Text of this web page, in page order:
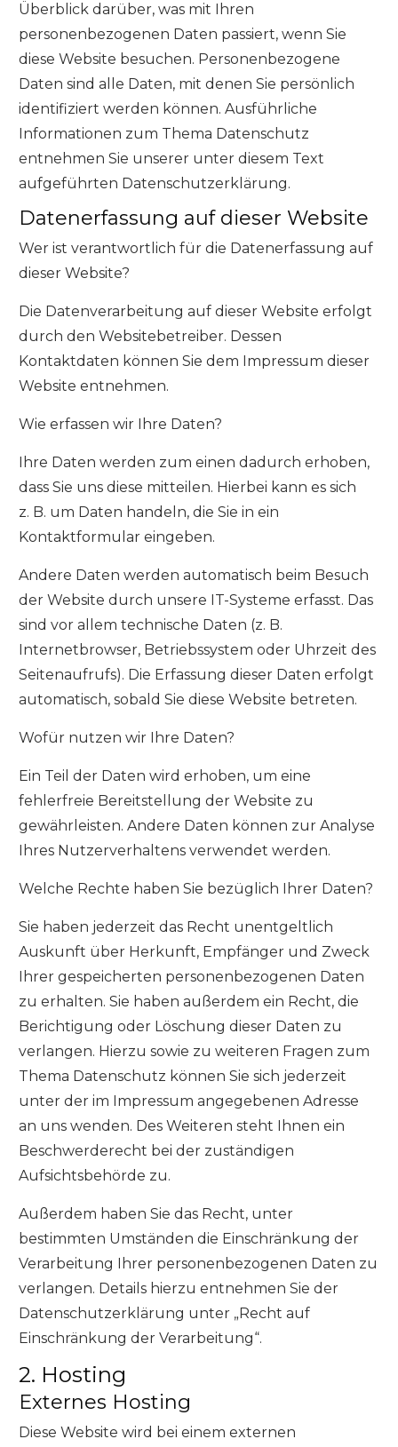
Überblick darüber, was mit Ihren
personenbezogenen Daten passiert, wenn Sie
diese Website besuchen. Personenbezogene
Daten sind alle Daten, mit denen Sie persönlich
identifiziert werden können. Ausführliche
Informationen zum Thema Datenschutz
entnehmen Sie unserer unter diesem Text
aufgeführten Datenschutzerklärung.
Datenerfassung auf dieser Website
Wer ist verantwortlich für die Datenerfassung auf
dieser Website?
Die Datenverarbeitung auf dieser Website erfolgt
durch den Websitebetreiber. Dessen
Kontaktdaten können Sie dem Impressum dieser
Website entnehmen.
Wie erfassen wir Ihre Daten?
Ihre Daten werden zum einen dadurch erhoben,
dass Sie uns diese mitteilen. Hierbei kann es sich
z. B. um Daten handeln, die Sie in ein
Kontaktformular eingeben.
Andere Daten werden automatisch beim Besuch
der Website durch unsere IT-Systeme erfasst. Das
sind vor allem technische Daten (z. B.
Internetbrowser, Betriebssystem oder Uhrzeit des
Seitenaufrufs). Die Erfassung dieser Daten erfolgt
automatisch, sobald Sie diese Website betreten.
Wofür nutzen wir Ihre Daten?
Ein Teil der Daten wird erhoben, um eine
fehlerfreie Bereitstellung der Website zu
gewährleisten. Andere Daten können zur Analyse
Ihres Nutzerverhaltens verwendet werden.
Welche Rechte haben Sie bezüglich Ihrer Daten?
Sie haben jederzeit das Recht unentgeltlich
Auskunft über Herkunft, Empfänger und Zweck
Ihrer gespeicherten personenbezogenen Daten
zu erhalten. Sie haben außerdem ein Recht, die
Berichtigung oder Löschung dieser Daten zu
verlangen. Hierzu sowie zu weiteren Fragen zum
Thema Datenschutz können Sie sich jederzeit
unter der im Impressum angegebenen Adresse
an uns wenden. Des Weiteren steht Ihnen ein
Beschwerderecht bei der zuständigen
Aufsichtsbehörde zu.
Außerdem haben Sie das Recht, unter
bestimmten Umständen die Einschränkung der
Verarbeitung Ihrer personenbezogenen Daten zu
verlangen. Details hierzu entnehmen Sie der
Datenschutzerklärung unter „Recht auf
Einschränkung der Verarbeitung“.
2. Hosting
Externes Hosting
Diese Website wird bei einem externen